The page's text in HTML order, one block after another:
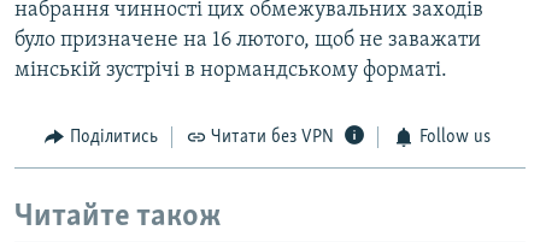
набрання чинності цих обмежувальних заходів
було призначене на 16 лютого, щоб не заважати
мінській зустрічі в нормандському форматі.
Поділитись Читати без VPN Follow us
Читайте також